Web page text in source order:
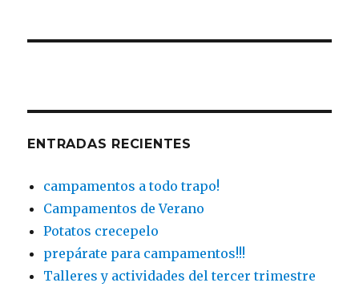
ENTRADAS RECIENTES
campamentos a todo trapo!
Campamentos de Verano
Potatos crecepelo
prepárate para campamentos!!!
Talleres y actividades del tercer trimestre